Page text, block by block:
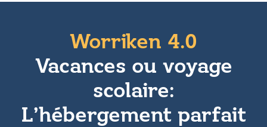
Worriken 4.0
Vacances ou voyage
scolaire:
L’hébergement parfait